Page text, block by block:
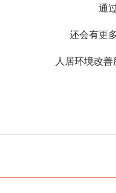
通
还会有更
人居环境改